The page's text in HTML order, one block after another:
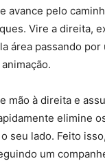
avance pelo
Vire a direita,
área passando
mão à direita e
elimine
seu lado. Feito
um